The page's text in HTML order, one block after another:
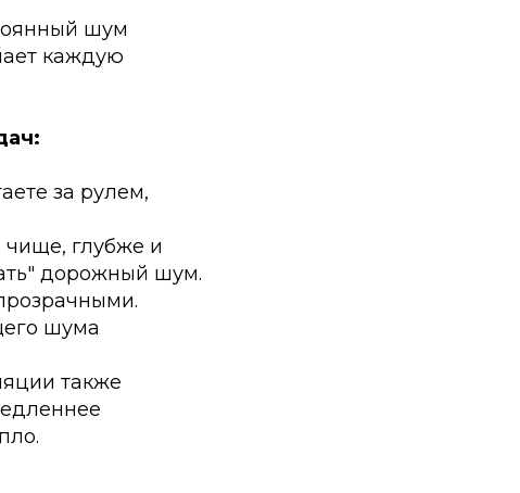
шум
каждую
за рулем,
чище, глубже и
дорожный шум.
шума
также